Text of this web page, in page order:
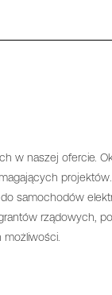
w naszej ofercie.
projektów.
samochodów
rządowych,